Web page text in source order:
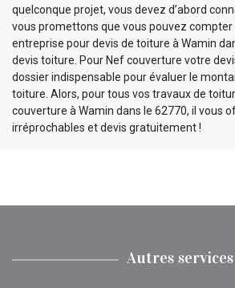
quelconque projet, vous devez d’abord
vous promettons que vous pouvez
entreprise pour devis de toiture à Wamin
devis toiture. Pour Nef couverture votre
dossier indispensable pour évaluer le
toiture. Alors, pour tous vos travaux de
couverture à Wamin dans le 62770, il vous
irréprochables et devis gratuitement !
Autres services